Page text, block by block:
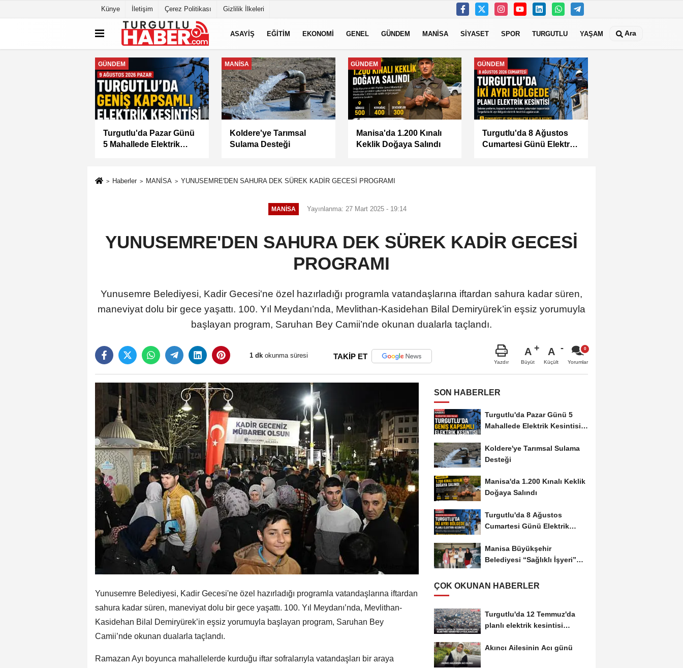
Künye İletişim Çerez Politikası Gizlilik İlkeleri
ASAYİŞ EĞİTİM EKONOMİ GENEL GÜNDEM MANİSA SİYASET SPOR TURGUTLU YAŞAM Ara
MANİSA
Manisa Büyükşehir
Belediyesi “Sağlıklı
MANİSA
Keli Mahallesi'nde Asfalt
Çalışması Tamamlandı
MANİSA
BAŞKAN ŞİMŞEK
SAHADAKİ
MANİSA
KÜÇÜK SANAYİ
SİTESİ'NİN SORUNLARI
Haberler MANİSA YUNUSEMRE'DEN SAHURA DEK SÜREK KADİR GECESİ PROGRAMI
MANİSA Yayınlanma: 27 Mart 2025 - 19:14
YUNUSEMRE'DEN SAHURA DEK SÜREK KADİR GECESİ
PROGRAMI
Yunusemre Belediyesi, Kadir Gecesi'ne özel hazırladığı programla vatandaşlarına iftardan sahura kadar süren,
maneviyat dolu bir gece yaşattı. 100. Yıl Meydanı’nda, Mevlithan-Kasidehan Bilal Demiryürek’in eşsiz yorumuyla
başlayan program, Saruhan Bey Camii’nde okunan dualarla taçlandı.
1 dk okunma süresi TAKİP ET
Yazdır
A
Büyüt
A
Küçült Yorumlar
Yunusemre Belediyesi, Kadir Gecesi'ne özel hazırladığı programla vatandaşlarına iftardan
sahura kadar süren, maneviyat dolu bir gece yaşattı. 100. Yıl Meydanı’nda, Mevlithan-
Kasidehan Bilal Demiryürek’in eşsiz yorumuyla başlayan program, Saruhan Bey
Camii’nde okunan dualarla taçlandı.
Ramazan Ayı boyunca mahallelerde kurduğu iftar sofralarıyla vatandaşları bir araya
SON HABERLER
Turgutlu'da Pazar Günü 5
Mahallede Elektrik Kesintisi
Koldere'ye Tarımsal Sulama
Desteği
Manisa'da 1.200 Kınalı Keklik
Doğaya Salındı
Turgutlu'da 8 Ağustos
Cumartesi Günü Elektrik
Manisa Büyükşehir
Belediyesi “Sağlıklı İşyeri”
ÇOK OKUNAN HABERLER
Turgutlu'da 12 Temmuz'da
planlı elektrik kesintisi
Akıncı Ailesinin Acı günü